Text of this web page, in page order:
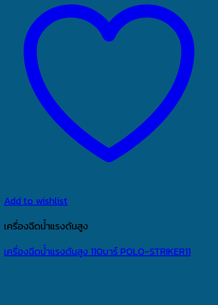
Add to wishlist
เครื่องฉีดน้ำแรงดันสูง
เครื่องฉีดน้ำแรงดันสูง 110บาร์ POLO-STRIKER11